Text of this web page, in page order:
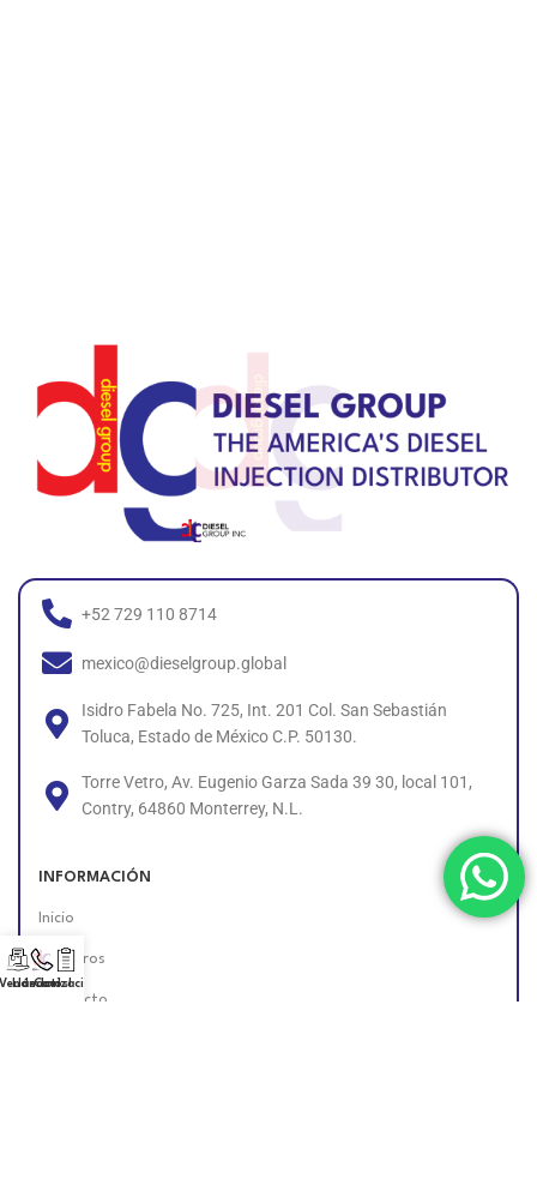
+52 729 110 8714
mexico@dieselgroup.global
Isidro Fabela No. 725, Int. 201 Col. San Sebastián
Toluca, Estado de México C.P. 50130.
Torre Vetro, Av. Eugenio Garza Sada 39 30, local 101,
Contry, 64860 Monterrey, N.L.
INFORMACIÓN
Inicio
Nosotros
Contacto
Llámanos!
Cotización